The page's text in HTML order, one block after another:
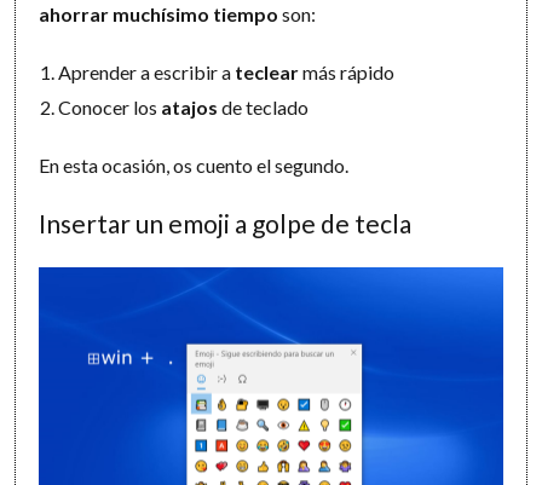
ahorrar muchísimo tiempo son:
Aprender a escribir a teclearmás rápido
Conocer los atajos de teclado
En esta ocasión, os cuento el segundo.
Insertar un emoji a golpe de tecla